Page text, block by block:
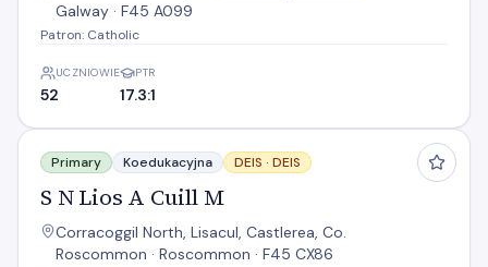
Galway · F45 A099
Patron: Catholic
UCZNIOWIE
52
PTR
17.3:1
S N Lios A Cuill M
Primary Koedukacyjna DEIS · DEIS
S N Lios A Cuill M
Corracoggil North, Lisacul, Castlerea, Co.
Roscommon · Roscommon · F45 CX86